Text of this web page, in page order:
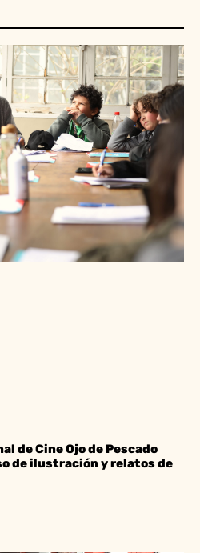
de Cine Ojo de Pescado
de ilustración y relatos de